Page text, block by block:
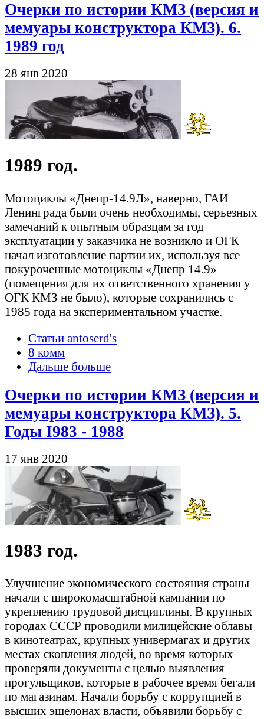
Очерки по истории КМЗ (версия и
мемуары конструктора КМЗ). 6.
1989 год
28 янв 2020
1989 год.
Мотоциклы «Днепр-14.9Л», наверно, ГАИ
Ленинграда были очень необходимы, серьезных
замечаний к опытным образцам за год
эксплуатации у заказчика не возникло и ОГК
начал изготовление партии их, используя все
покуроченные мотоциклы «Днепр 14.9»
(помещения для их ответственного хранения у
ОГК КМЗ не было), которые сохранились с
1985 года на экспериментальном участке.
Статьи antoserd's
8 комм
Дальше больше
Очерки по истории КМЗ (версия и
мемуары конструктора КМЗ). 5.
Годы I983 - 1988
17 янв 2020
1983 год.
Улучшение экономического состояния страны
начали с широкомасштабной кампании по
укреплению трудовой дисциплины. В крупных
городах СССР проводили милицейские облавы
в кинотеатрах, крупных универмагах и других
местах скопления людей, во время которых
проверяли документы с целью выявления
прогульщиков, которые в рабочее время бегали
по магазинам. Начали борьбу с коррупцией в
высших эшелонах власти, объявили борьбу с